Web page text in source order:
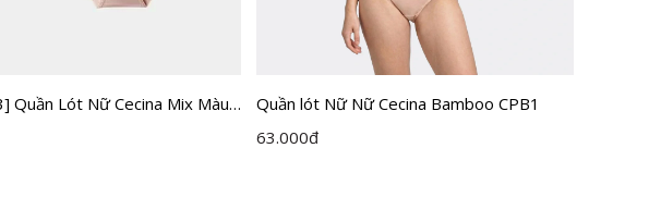
Quần Lót Nữ Cecina Mix Màu
Quần lót Nữ Nữ Cecina Bamboo CPB1
63.000đ